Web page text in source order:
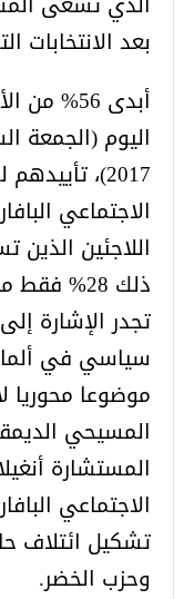
بعد الانتخابات
أبدى
اليوم (الجمعة
2017)،
الاجتماعي
اللاجئين الذين
ذلك 28%
تجدر الإشارة
سياسي في
موضوعا محوريا
المسيحي
المستشارة
الاجتماعي
تشكيل ائتلاف
وحزب الخضر.